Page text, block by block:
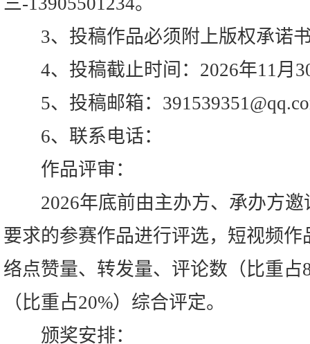
3、投稿作品必须附上版权承诺
4、投稿截止时间：2026年11月
5、投稿邮箱：
6、联系电话：
作品评审：
2026年底前由主办方、承办方邀
要求的参赛作品进行评选，短视频
络点赞量、转发量、评论数（比重占
（比重占20%）综合评定。
颁奖安排：